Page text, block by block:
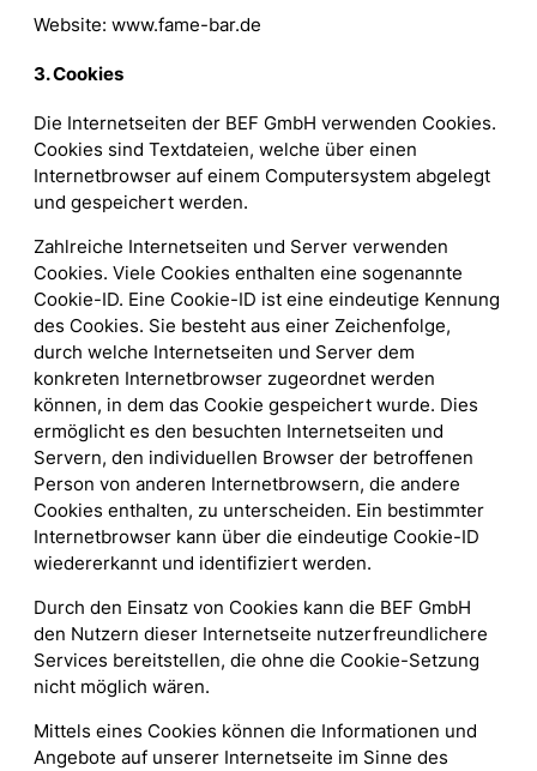
Website: www.fame-bar.de
3. Cookies
Die Internetseiten der BEF GmbH verwenden Cookies.
Cookies sind Textdateien, welche über einen
Internetbrowser auf einem Computersystem abgelegt
und gespeichert werden.
Zahlreiche Internetseiten und Server verwenden
Cookies. Viele Cookies enthalten eine sogenannte
Cookie-ID. Eine Cookie-ID ist eine eindeutige Kennung
des Cookies. Sie besteht aus einer Zeichenfolge,
durch welche Internetseiten und Server dem
konkreten Internetbrowser zugeordnet werden
können, in dem das Cookie gespeichert wurde. Dies
ermöglicht es den besuchten Internetseiten und
Servern, den individuellen Browser der betroffenen
Person von anderen Internetbrowsern, die andere
Cookies enthalten, zu unterscheiden. Ein bestimmter
Internetbrowser kann über die eindeutige Cookie-ID
wiedererkannt und identifiziert werden.
Durch den Einsatz von Cookies kann die BEF GmbH
den Nutzern dieser Internetseite nutzerfreundlichere
Services bereitstellen, die ohne die Cookie-Setzung
nicht möglich wären.
Mittels eines Cookies können die Informationen und
Angebote auf unserer Internetseite im Sinne des